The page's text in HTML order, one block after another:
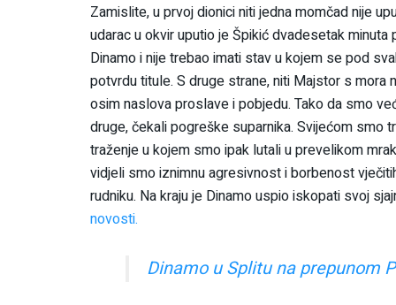
Zamislite, u prvoj dionici niti jedna momčad nije
udarac u okvir uputio je Špikić dvadesetak
Dinamo i nije trebao imati stav u kojem se pod
potvrdu titule. S druge strane, niti Majstor s mora
osim naslova proslave i pobjedu. Tako da smo
druge, čekali pogreške suparnika. Svijećom smo
traženje u kojem smo ipak lutali u prevelikom
vidjeli smo iznimnu agresivnost i borbenost
rudniku. Na kraju je Dinamo uspio iskopati svoj
novosti.
Dinamo u Splitu na prepunom